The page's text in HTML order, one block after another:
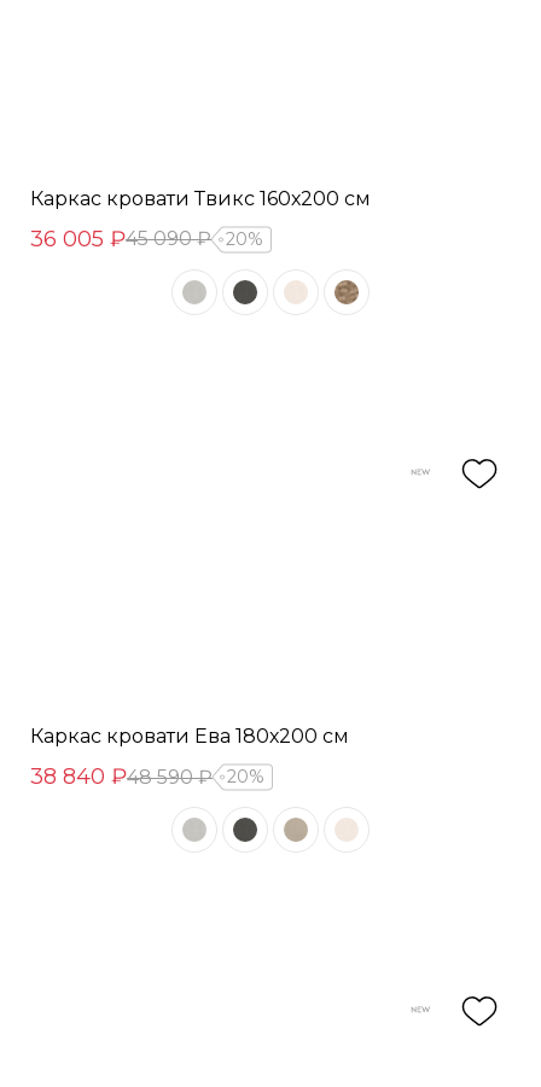
Каркас кровати Твикс 160х200 см
36 005 ₽45 090 ₽ 20%
Каркас кровати Ева 180х200 см
38 840 ₽48 590 ₽ 20%